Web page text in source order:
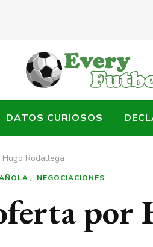
DATOS CURIOSOS
Rodallega
NEGOCIACIONES
por